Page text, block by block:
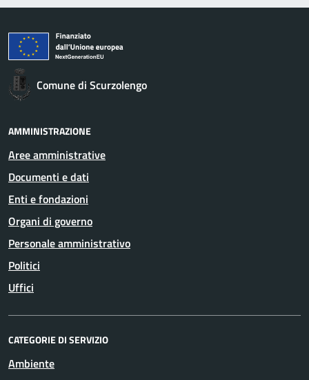
Comune di Scurzolengo
AMMINISTRAZIONE
Aree amministrative
Documenti e dati
Enti e fondazioni
Organi di governo
Personale amministrativo
Politici
Uffici
CATEGORIE DI SERVIZIO
Ambiente